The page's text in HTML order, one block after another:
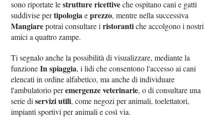
sono riportate lestrutture ricettiveche ospitano cani e gatti
suddivise pertipologiaeprezzo, mentre nella successiva
Mangiarepotrai consultare iristorantiche accolgono i nostri
amici a quattro zampe.
Ti segnalo anche la possibilità di visualizzare, mediante la
funzioneIn spiaggia, i lidi che consentono l'accesso ai cani
elencati in ordine alfabetico, ma anche di individuare
l'ambulatorio peremergenze veterinarie, o di consultare una
serie diservizi utili, come negozi per animali, toelettatori,
impianti sportivi per animali e così via.